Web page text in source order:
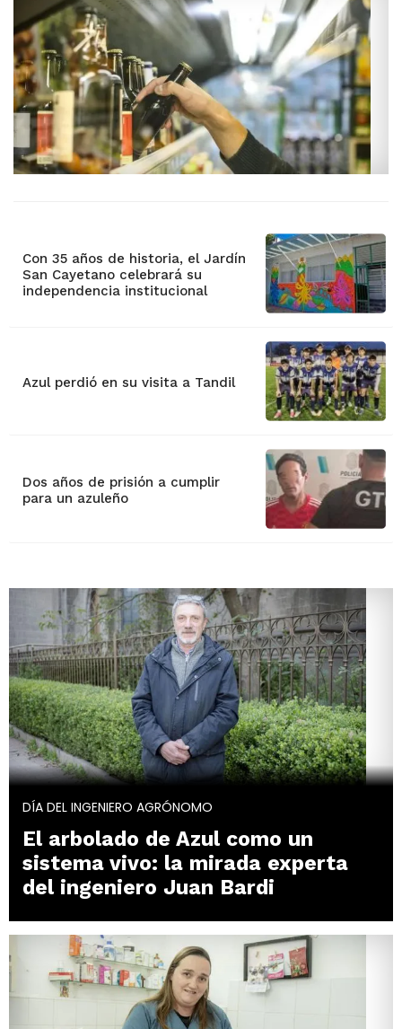
Con 35 años de historia, el Jardín
San Cayetano celebrará su
independencia institucional
Azul perdió en su visita a Tandil
Dos años de prisión a cumplir
para un azuleño
DÍA DEL INGENIERO AGRÓNOMO
El arbolado de Azul como un
sistema vivo: la mirada experta
del ingeniero Juan Bardi